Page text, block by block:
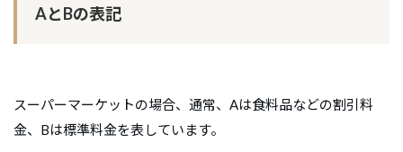
AとBの表記
スーパーマーケットの場合、通常、Aは食料品などの割引料
金、Bは標準料金を表しています。